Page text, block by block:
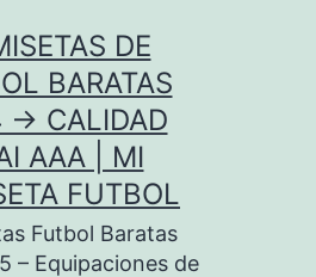
DE
BARATAS
→ CALIDAD
AAA | MI
FUTBOL
Futbol Baratas
– Equipaciones de